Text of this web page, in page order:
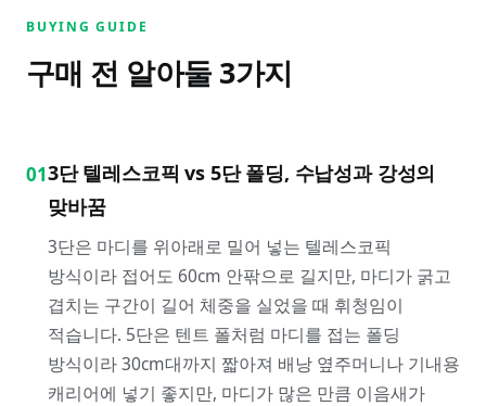
BUYING GUIDE
구매 전 알아둘 3가지
013단 텔레스코픽 vs 5단 폴딩, 수납성과 강성의
맞바꿈
3단은 마디를 위아래로 밀어 넣는 텔레스코픽
방식이라 접어도 60cm 안팎으로 길지만, 마디가 굵고
겹치는 구간이 길어 체중을 실었을 때 휘청임이
적습니다. 5단은 텐트 폴처럼 마디를 접는 폴딩
방식이라 30cm대까지 짧아져 배낭 옆주머니나 기내용
캐리어에 넣기 좋지만, 마디가 많은 만큼 이음새가